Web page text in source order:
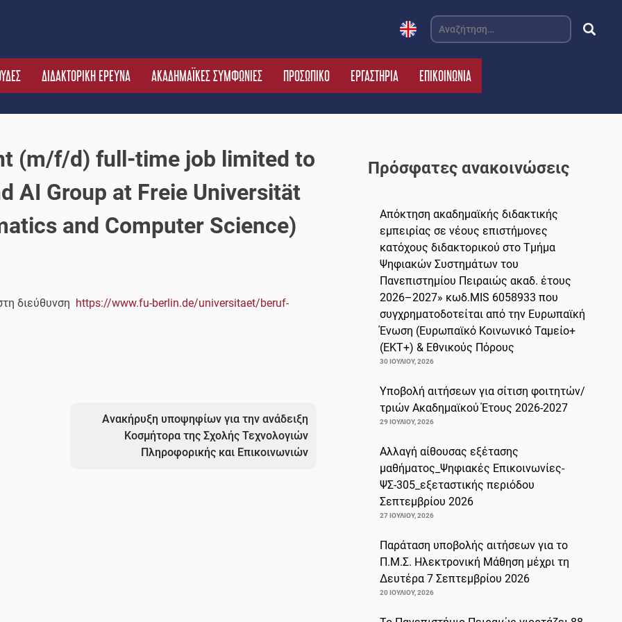
Αναζήτηση
για:
ΔΙΔΑΚΤΟΡΙΚΗ ΕΡΕΥΝΑ ΑΚΑΔΗΜΑΪΚΕΣ ΣΥΜΦΩΝΙΕΣ ΠΡΟΣΩΠΙΚΟ ΕΡΓΑΣΤΗΡΙΑ ΕΠΙΚΟΙΝΩΝΙΑ
(m/f/d) full-time job limited to
AI Group at Freie Universität
and Computer Science)
διεύθυνση https://www.fu-berlin.de/universitaet/beruf-
Ανακήρυξη υποψηφίων για την ανάδειξη
Κοσμήτορα της Σχολής Τεχνολογιών
Πληροφορικής και Επικοινωνιών
Πρόσφατες ανακοινώσεις
Απόκτηση ακαδημαϊκής διδακτικής
εμπειρίας σε νέους επιστήμονες
κατόχους διδακτορικού στο Τμήμα
Ψηφιακών Συστημάτων του
Πανεπιστημίου Πειραιώς ακαδ. έτους
2026–2027» κωδ.MIS 6058933 που
συγχρηματοδοτείται από την Ευρωπαϊκή
Ένωση (Ευρωπαϊκό Κοινωνικό Ταμείο+
(ΕΚΤ+) & Εθνικούς Πόρους
30 ΙΟΥΛΊΟΥ, 2026
Υποβολή αιτήσεων για σίτιση φοιτητών/
τριών Ακαδημαϊκού Έτους 2026-2027
29 ΙΟΥΛΊΟΥ, 2026
Αλλαγή αίθουσας εξέτασης
μαθήματος_Ψηφιακές Επικοινωνίες-
ΨΣ-305_εξεταστικής περιόδου
Σεπτεμβρίου 2026
27 ΙΟΥΛΊΟΥ, 2026
Παράταση υποβολής αιτήσεων για το
Π.Μ.Σ. Ηλεκτρονική Μάθηση μέχρι τη
Δευτέρα 7 Σεπτεμβρίου 2026
20 ΙΟΥΛΊΟΥ, 2026